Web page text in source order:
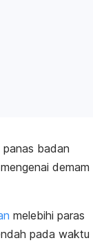
panas badan
demam
melebihi paras
pada waktu